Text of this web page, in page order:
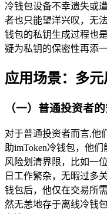
冷钱包设备不幸遗失或
者也只能望洋兴叹，无
钱包的私钥生成过程也
疑为私钥的保密性再添
应用场景：多
（一）普通投资者
对于普通投资者而言,他
助imToken冷钱包，他
风险划清界限，比如一
日工作繁杂，无暇过多
钱包后，他仅在交易所
然无恙地存于离线冷钱